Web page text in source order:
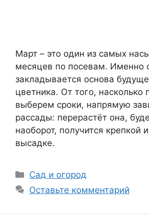
Март – это один из самых
месяцев по посевам. Именно
закладывается основа
цветника. От того, насколько
выберем сроки, напрямую
рассады: перерастёт она,
наоборот, получится крепкой
высадке.
Рубрики
Сад и огород
Оставьте комментарий